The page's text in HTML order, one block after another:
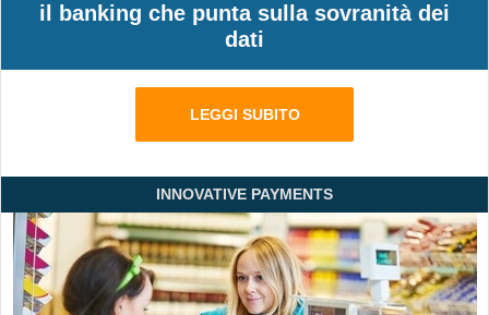
il banking che punta sulla sovranità dei
dati
LEGGI SUBITO
INNOVATIVE PAYMENTS